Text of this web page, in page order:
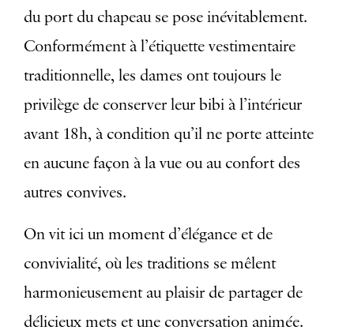
du port du chapeau se pose inévitablement.
Conformément à l’étiquette vestimentaire
traditionnelle, les dames ont toujours le
privilège de conserver leur bibi à l’intérieur
avant 18h, à condition qu’il ne porte atteinte
en aucune façon à la vue ou au confort des
autres convives.
On vit ici un moment d’élégance et de
convivialité, où les traditions se mêlent
harmonieusement au plaisir de partager de
délicieux mets et une conversation animée.